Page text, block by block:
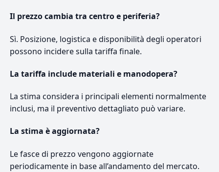
Il prezzo cambia tra centro e periferia?
Sì. Posizione, logistica e disponibilità degli operatori
possono incidere sulla tariffa finale.
La tariffa include materiali e manodopera?
La stima considera i principali elementi normalmente
inclusi, ma il preventivo dettagliato può variare.
La stima è aggiornata?
Le fasce di prezzo vengono aggiornate
periodicamente in base all’andamento del mercato.